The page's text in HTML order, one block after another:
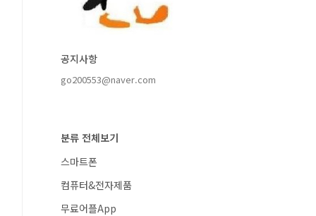
공지사항
go200553@naver.com
분류 전체보기
스마트폰
컴퓨터&전자제품
무료어플App